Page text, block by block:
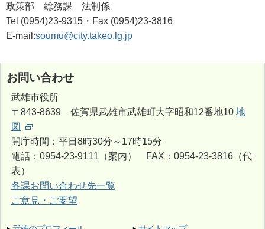
政策部 総務課 法制係
Tel (0954)23-9315・Fax (0954)23-3816
E-mail:soumu@city.takeo.lg.jp
お問い合わせ
武雄市役所
〒843-8639 佐賀県武雄市武雄町大字昭和12番地10 地
図
開庁時間：平日8時30分～17時15分
電話：0954-23-9111（案内） FAX：0954-23-3816（代
表）
各課お問い合わせ先一覧
ご意見・ご要望